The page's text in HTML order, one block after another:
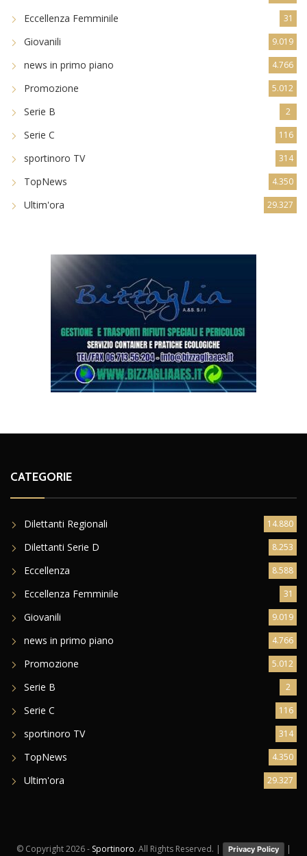
Eccellenza Femminile 31
Giovanili 9.019
news in primo piano 4.766
Promozione 5.012
Serie B 2
Serie C 116
sportinoro TV 314
TopNews 4.350
Ultim'ora 29.327
CATEGORIE
Dilettanti Regionali 14.880
Dilettanti Serie D 8.253
Eccellenza 8.588
Eccellenza Femminile 31
Giovanili 9.019
news in primo piano 4.766
Promozione 5.012
Serie B 2
Serie C 116
sportinoro TV 314
TopNews 4.350
Ultim'ora 29.327
© Copyright2026 - Sportinoro. All Rights Reserved. | Privacy Policy |